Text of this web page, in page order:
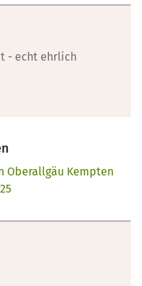
- echt ehrlich
Oberallgäu Kempten